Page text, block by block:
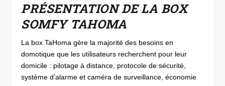
PRÉSENTATION DE LA BOX
SOMFY TAHOMA
La box TaHoma gère la majorité des besoins en
domotique que les utilisateurs recherchent pour leur
domicile : pilotage à distance, protocole de sécurité,
système d’alarme et caméra de surveillance, économie